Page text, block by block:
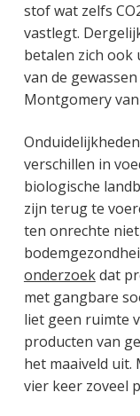
stof wat zelfs
vastlegt.
betalen zich ook
van de
Montgomery
verschillen in
biologische
zijn terug te
ten onrechte
onderzoekdat
met gangbare
liet geen ruimte
producten van
het maaiveld uit.
vier keer zoveel